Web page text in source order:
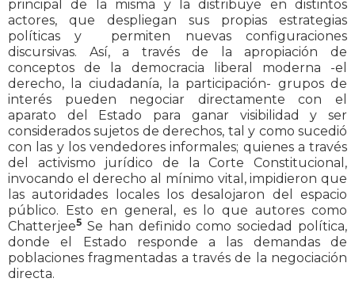
principal de la misma y la distribuye en distintos
actores, que despliegan sus propias estrategias
políticas y permiten nuevas configuraciones
discursivas. Así, a través de la apropiación de
conceptos de la democracia liberal moderna -el
derecho, la ciudadanía, la participación- grupos de
interés pueden negociar directamente con el
aparato del Estado para ganar visibilidad y ser
considerados sujetos de derechos, tal y como sucedió
con las y los vendedores informales; quienes a través
del activismo jurídico de la Corte Constitucional,
invocando el derecho al mínimo vital, impidieron que
las autoridades locales los desalojaron del espacio
público. Esto en general, es lo que autores como
Chatterjee5 Se han definido como sociedad política,
donde el Estado responde a las demandas de
poblaciones fragmentadas a través de la negociación
directa.